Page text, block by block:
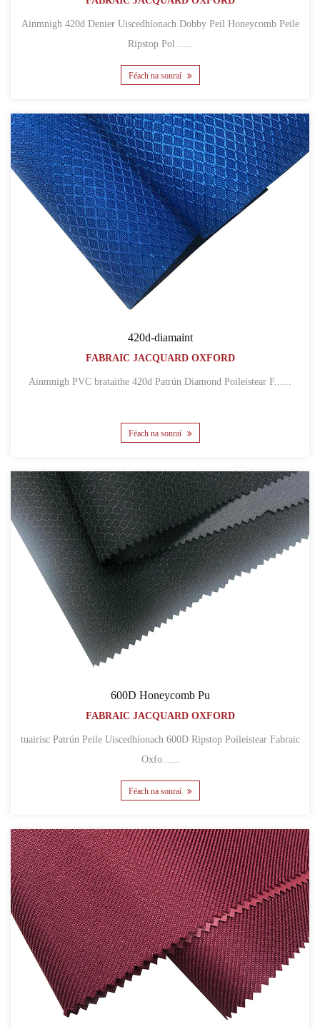
Ainmnigh 420d Denier Uiscedhíonach Dobby Peil Honeycomb Peile
Ripstop Pol......
Féach na sonraí
420d-diamaint
FABRAIC JACQUARD OXFORD
Ainmnigh PVC brataithe 420d Patrún Diamond Poileistear F......
Féach na sonraí
600D Honeycomb Pu
FABRAIC JACQUARD OXFORD
tuairisc Patrún Peile Uiscedhíonach 600D Ripstop Poileistear Fabraic
Oxfo......
Féach na sonraí